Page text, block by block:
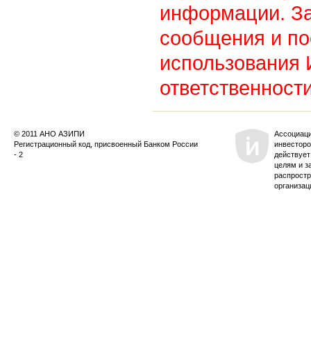
информации.
сообщения и
© 2011 АНО АЗИПИ
Регистрационный код, присвоенный Банком России
- 2
целям и